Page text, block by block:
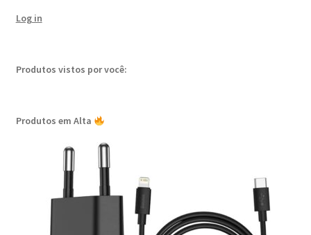
Log in
Produtos vistos por você:
Produtos em Alta